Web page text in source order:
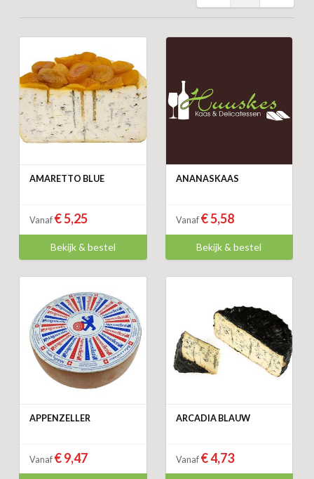
AMARETTO BLUE
Vanaf € 5,25
Bekijk & bestel
ANANASKAAS
Vanaf € 5,58
Bekijk & bestel
APPENZELLER
Vanaf € 9,47
ARCADIA BLAUW
Vanaf € 4,73